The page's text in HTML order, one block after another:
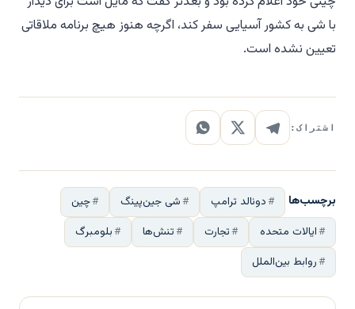
با شی به کشور آسیایی سفر کند، اگرچه هنوز هیچ برنامه ملاقاتی
تعیین نشده است.
اشتراک:
برچسب‌ها دونالد ترامپ شی جین‌پینگ
چین
ایالات متحده
تجارت تنش‌ها
بلومبرگ
روابط بین‌الملل